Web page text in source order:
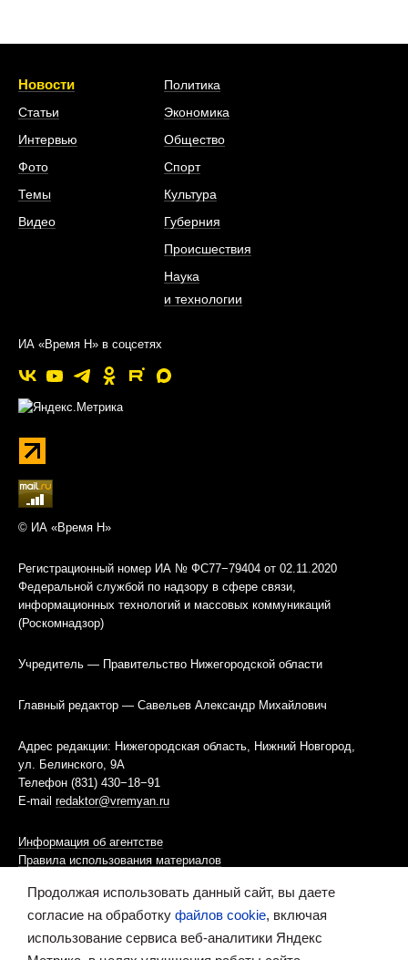
Новости
Статьи
Интервью
Фото
Темы
Видео
Политика
Экономика
Общество
Спорт
Культура
Губерния
Происшествия
Наука
и технологии
ИА «Время Н» в соцсетях
© ИА «Время Н»
Регистрационный номер ИА № ФС77−79404 от 02.11.2020
Федеральной службой по надзору в сфере связи,
информационных технологий и массовых коммуникаций
(Роскомнадзор)
Учредитель — Правительство Нижегородской области
Главный редактор — Савельев Александр Михайлович
Адрес редакции: Нижегородская область, Нижний Новгород,
ул. Белинского, 9А
Телефон (831) 430−18−91
E-mail redaktor@vremyan.ru
Информация об агентстве
Правила использования материалов
Информационная политика использования «cookies»-файлов
Ресурс содержит материалы 16+
Продолжая использовать данный сайт, вы даете
согласие на обработку файлов cookie, включая
использование сервиса веб-аналитики Яндекс